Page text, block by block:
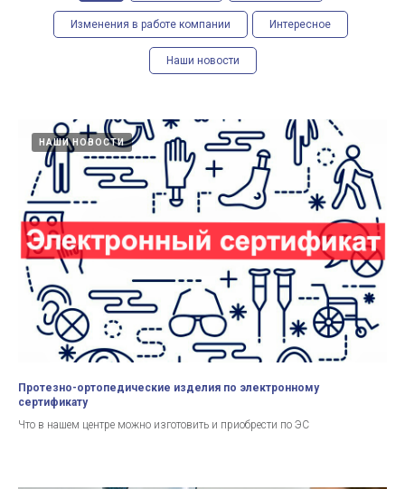
Изменения в работе компании Интересное
Наши новости
НАШИ НОВОСТИ
Протезно-ортопедические изделия по электронному
сертификату
Что в нашем центре можно изготовить и приобрести по ЭС